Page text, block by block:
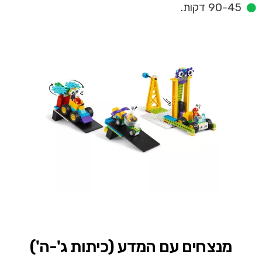
90-45 דקות.
מנצחים עם המדע (כיתות ג'-ה')